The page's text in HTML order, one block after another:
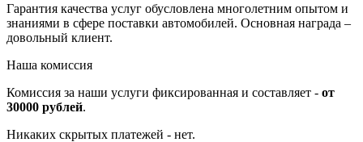
Гарантия качества услуг обусловлена многолетним опытом и
знаниями в сфере поставки автомобилей. Основная награда –
довольный клиент.
Наша комиссия
Комиссия за наши услуги фиксированная и составляет - от
30000 рублей.
Никаких скрытых платежей - нет.